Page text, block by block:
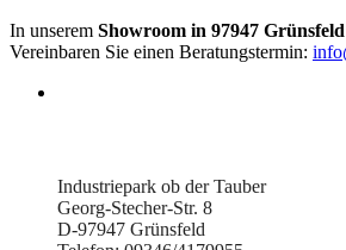
In unserem Showroom in 97947 Grünsfeld
Vereinbaren Sie einen Beratungstermin:
Industriepark ob der Tauber
Georg-Stecher-Str. 8
D-97947 Grünsfeld